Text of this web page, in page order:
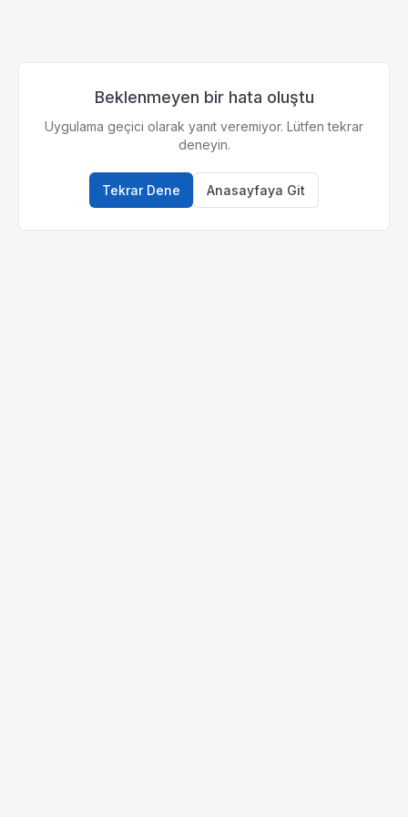
Beklenmeyen bir hata oluştu
Uygulama geçici olarak yanıt veremiyor. Lütfen tekrar
deneyin.
Tekrar Dene Anasayfaya Git